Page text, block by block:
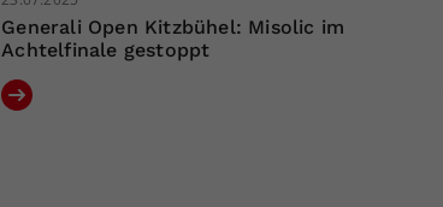
Generali Open Kitzbühel: Misolic im
Achtelfinale gestoppt